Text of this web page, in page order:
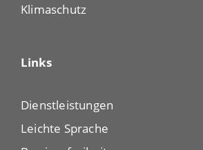
Klimaschutz
Links
Dienstleistungen
Leichte Sprache